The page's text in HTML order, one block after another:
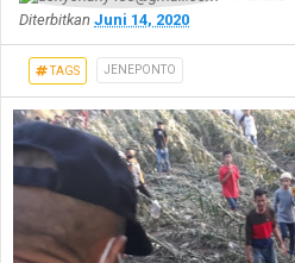
Diterbitkan Juni 14, 2020
TAGS JENEPONTO